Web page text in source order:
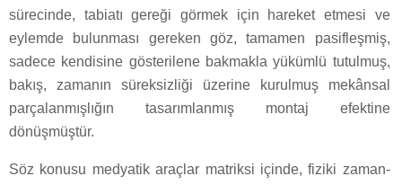
sürecinde, tabiatı gereği görmek için hareket etmesi ve
eylemde bulunması gereken göz, tamamen pasifleşmiş,
sadece kendisine gösterilene bakmakla yükümlü tutulmuş,
bakış, zamanın süreksizliği üzerine kurulmuş mekânsal
parçalanmışlığın tasarımlanmış montaj efektine
dönüşmüştür.
Söz konusu medyatik araçlar matriksi içinde, fiziki zaman-